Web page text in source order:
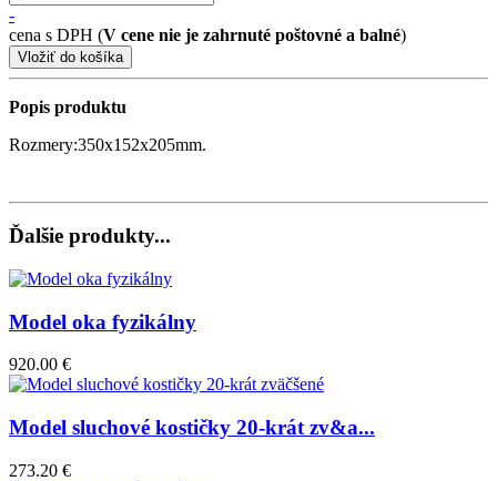
-
cena s DPH (V cene nie je zahrnuté poštovné a balné)
Popis produktu
Rozmery:350x152x205mm.
Ďalšie produkty...
Model oka fyzikálny
920.00 €
Model sluchové kostičky 20-krát zv&a...
273.20 €